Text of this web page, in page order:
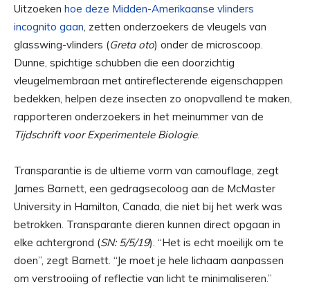
Uitzoeken hoe deze Midden-Amerikaanse vlinders
incognito gaan, zetten onderzoekers de vleugels van
glasswing-vlinders (Greta oto) onder de microscoop.
Dunne, spichtige schubben die een doorzichtig
vleugelmembraan met antireflecterende eigenschappen
bedekken, helpen deze insecten zo onopvallend te maken,
rapporteren onderzoekers in het meinummer van de
Tijdschrift voor Experimentele Biologie.
Transparantie is de ultieme vorm van camouflage, zegt
James Barnett, een gedragsecoloog aan de McMaster
University in Hamilton, Canada, die niet bij het werk was
betrokken. Transparante dieren kunnen direct opgaan in
elke achtergrond (SN: 5/5/19). “Het is echt moeilijk om te
doen”, zegt Barnett. “Je moet je hele lichaam aanpassen
om verstrooiing of reflectie van licht te minimaliseren.”